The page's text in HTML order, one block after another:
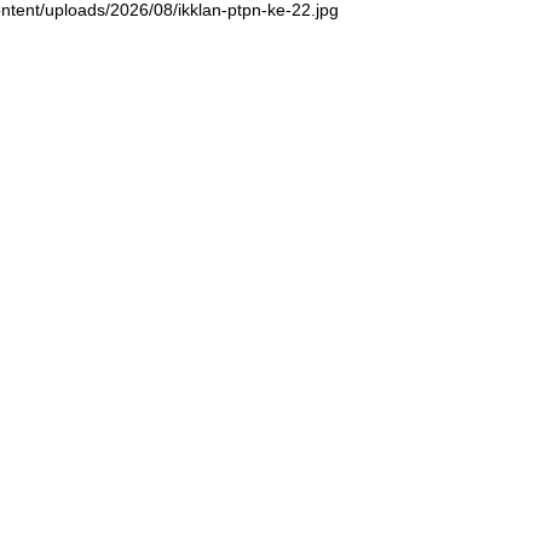
uploads/2026/08/ikklan-ptpn-ke-22.jpg